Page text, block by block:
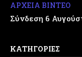
ΑΡΧΕΙΑ ΒΙΝΤΕΟ
Σύνδεση 6
ΚΑΤΗΓΟΡΙΕΣ